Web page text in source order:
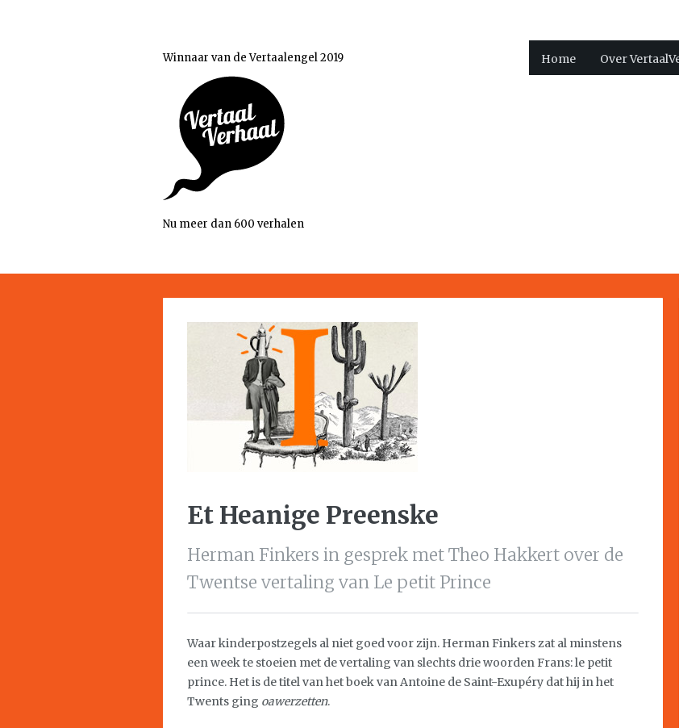
Winnaar van de Vertaalengel 2019
Nu meer dan 600 verhalen
Home Over
Et Heanige Preenske
Herman Finkers in gesprek met Theo Hakkert over de
Twentse vertaling van Le petit Prince
Waar kinderpostzegels al niet goed voor zijn. Herman Finkers zat al minstens
een week te stoeien met de vertaling van slechts drie woorden Frans: le petit
prince. Het is de titel van het boek van Antoine de Saint-Exupéry dat hij in het
Twents ging oawerzetten.